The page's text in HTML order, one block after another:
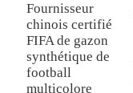
Fournisseur
chinois certifié
FIFA de gazon
synthétique de
football
multicolore